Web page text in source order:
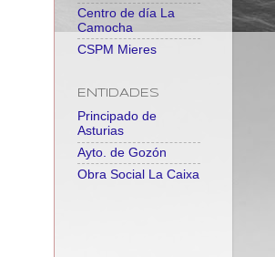
Centro de día La
Camocha
CSPM Mieres
ENTIDADES
Principado de
Asturias
Ayto. de Gozón
Obra Social La Caixa